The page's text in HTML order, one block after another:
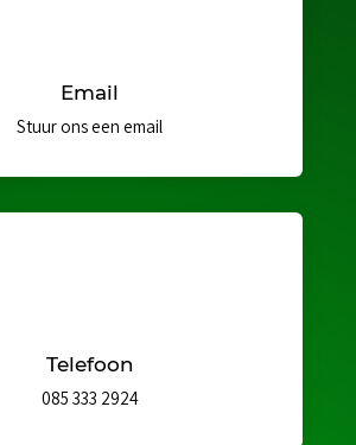
Email
Stuur ons een email
Telefoon
085 333 2924